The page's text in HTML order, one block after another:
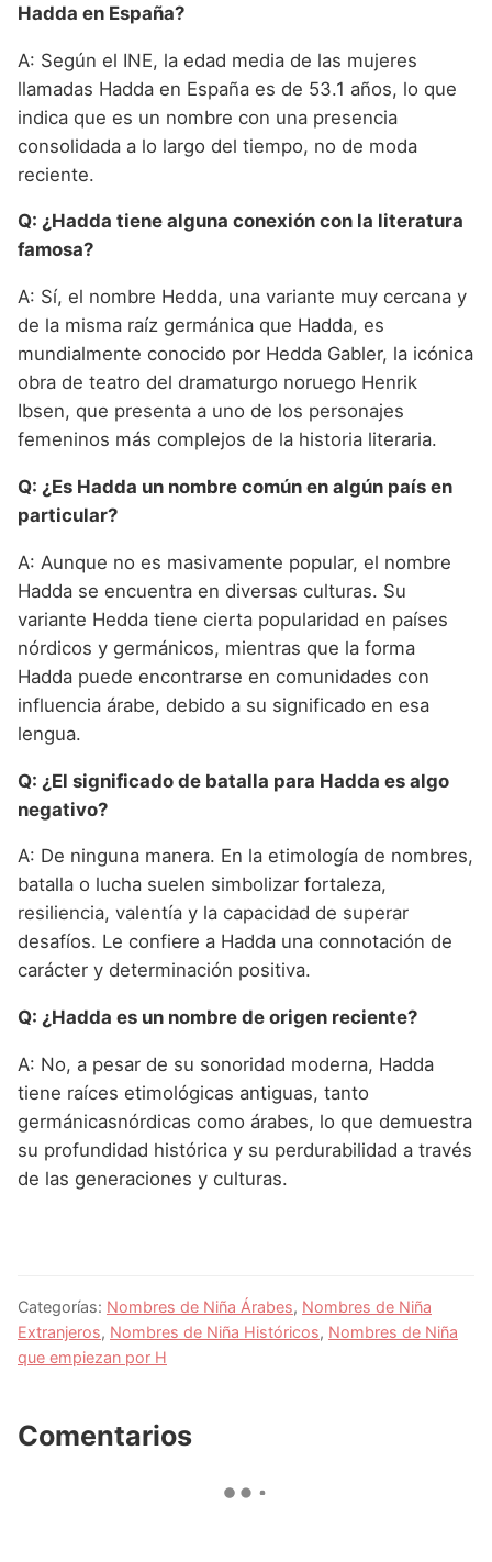
Hadda en España?
A: Según el INE, la edad media de las mujeres
llamadas Hadda en España es de 53.1 años, lo que
indica que es un nombre con una presencia
consolidada a lo largo del tiempo, no de moda
reciente.
Q: ¿Hadda tiene alguna conexión con la literatura
famosa?
A: Sí, el nombre Hedda, una variante muy cercana y
de la misma raíz germánica que Hadda, es
mundialmente conocido por Hedda Gabler, la icónica
obra de teatro del dramaturgo noruego Henrik
Ibsen, que presenta a uno de los personajes
femeninos más complejos de la historia literaria.
Q: ¿Es Hadda un nombre común en algún país en
particular?
A: Aunque no es masivamente popular, el nombre
Hadda se encuentra en diversas culturas. Su
variante Hedda tiene cierta popularidad en países
nórdicos y germánicos, mientras que la forma
Hadda puede encontrarse en comunidades con
influencia árabe, debido a su significado en esa
lengua.
Q: ¿El significado de batalla para Hadda es algo
negativo?
A: De ninguna manera. En la etimología de nombres,
batalla o lucha suelen simbolizar fortaleza,
resiliencia, valentía y la capacidad de superar
desafíos. Le confiere a Hadda una connotación de
carácter y determinación positiva.
Q: ¿Hadda es un nombre de origen reciente?
A: No, a pesar de su sonoridad moderna, Hadda
tiene raíces etimológicas antiguas, tanto
germánicasnórdicas como árabes, lo que demuestra
su profundidad histórica y su perdurabilidad a través
de las generaciones y culturas.
Categorías: Nombres de Niña Árabes, Nombres de Niña
Extranjeros, Nombres de Niña Históricos, Nombres de Niña
que empiezan por H
Comentarios